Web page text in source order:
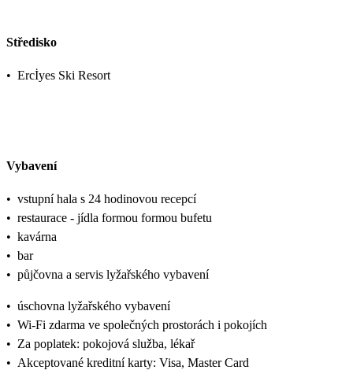
Středisko
• Ercİyes Ski Resort
Vybavení
• vstupní hala s 24 hodinovou recepcí
• restaurace - jídla formou formou bufetu
• kavárna
• bar
• půjčovna a servis lyžařského vybavení
• úschovna lyžařského vybavení
• Wi-Fi zdarma ve společných prostorách i pokojích
• Za poplatek: pokojová služba, lékař
• Akceptované kreditní karty: Visa, Master Card